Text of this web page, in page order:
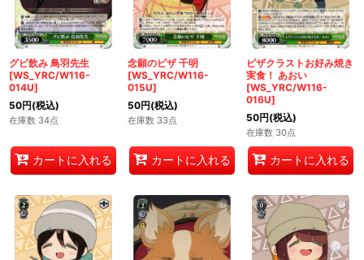
グビ飲み 鳥羽先生
[WS_YRC/W116-
014U]
50円(税込)
在庫数 34点
カートに入れる
念願のピザ 千明
[WS_YRC/W116-
015U]
50円(税込)
在庫数 33点
カートに入れる
ピザクラストお好み焼き
実食！ あおい
[WS_YRC/W116-
016U]
50円(税込)
在庫数 30点
カートに入れる